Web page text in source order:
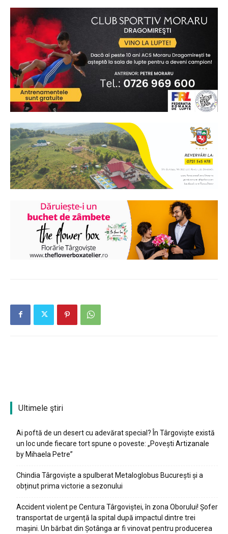
Ultimele ştiri
Ai poftă de un desert cu adevărat special? În Târgoviște există
un loc unde fiecare tort spune o poveste: „Povești Artizanale
by Mihaela Petre”
Chindia Târgoviște a spulberat Metaloglobus București și a
obținut prima victorie a sezonului
Accident violent pe Centura Târgoviștei, în zona Oborului! Șofer
transportat de urgență la spital după impactul dintre trei
mașini. Un bărbat din Șotânga ar fi vinovat pentru producerea